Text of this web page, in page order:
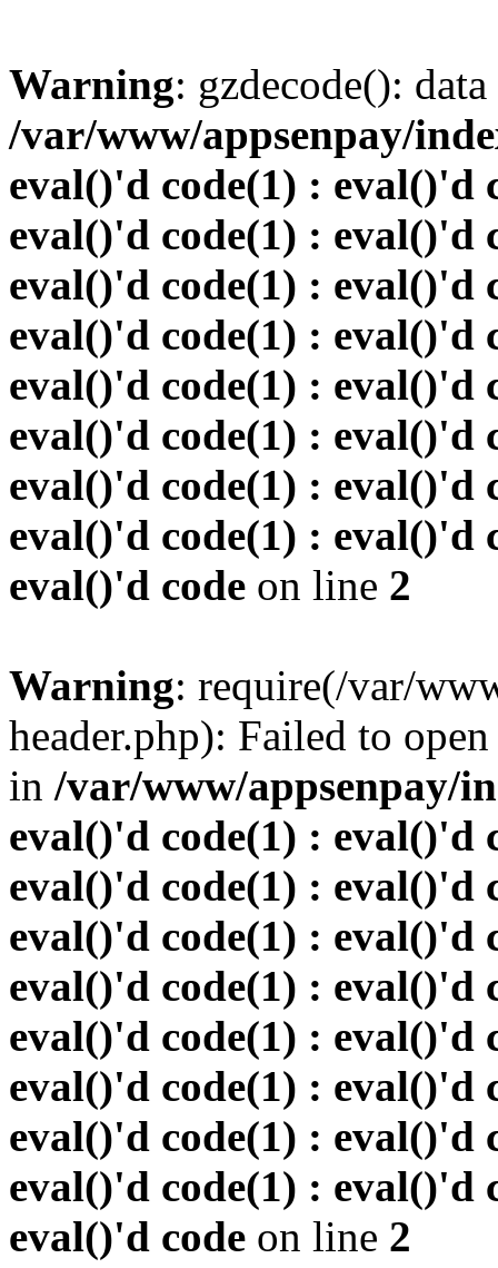
Warning: gzdecode():
/var/www/appsenpay/
eval()'d code(1) : eval()'d
eval()'d code(1) : eval()'d
eval()'d code(1) : eval()'d
eval()'d code(1) : eval()'d
eval()'d code(1) : eval()'d
eval()'d code(1) : eval()'d
eval()'d code(1) : eval()'d
eval()'d code(1) : eval()'d
eval()'d code on line 2
Warning: require(/var/
header.php): Failed to
in /var/www/appsenpay/
eval()'d code(1) : eval()'d
eval()'d code(1) : eval()'d
eval()'d code(1) : eval()'d
eval()'d code(1) : eval()'d
eval()'d code(1) : eval()'d
eval()'d code(1) : eval()'d
eval()'d code(1) : eval()'d
eval()'d code(1) : eval()'d
eval()'d code on line 2